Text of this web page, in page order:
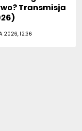
Transmisja
2026, 12:36